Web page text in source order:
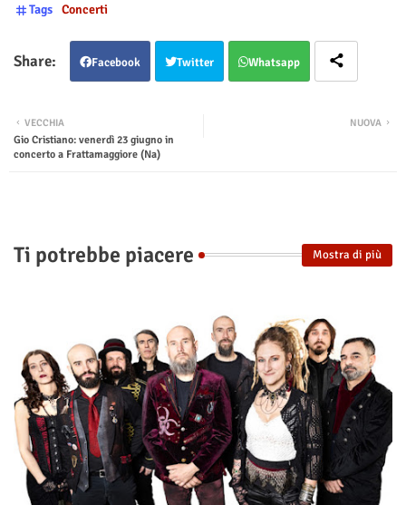
Tags Concerti
Facebook Twitter Whatsapp
NUOVA
VECCHIA
Gio Cristiano: venerdì 23 giugno in
concerto a Frattamaggiore (Na)
Ti potrebbe piacere Mostra di più